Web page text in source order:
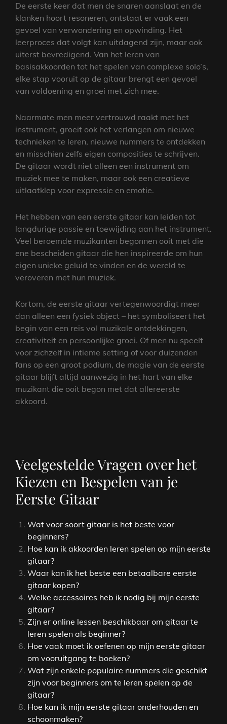
De eerste keer dat men de snaren aanslaat en de
klanken hoort resoneren, ontstaat er vaak een
gevoel van verwondering en opwinding. Het
leerproces dat volgt kan uitdagend zijn, maar ook
uiterst bevredigend. Van het leren van
basisakkoorden tot het spelen van complexe solo’s,
elke stap vooruit op de gitaar brengt een gevoel
van voldoening en groei met zich mee.
Naarmate men meer vertrouwd raakt met het
instrument, groeit ook het verlangen om nieuwe
technieken te leren, nieuwe nummers te ontdekken
en misschien zelfs eigen composities te schrijven.
De gitaar wordt niet alleen een instrument om
muziek mee te maken, maar ook een creatieve
uitlaatklep voor expressie en emotie.
Het hebben van een eerste gitaar kan leiden tot
langdurige passie en toewijding aan het instrument.
Veel beroemde muzikanten begonnen ooit met die
ene bescheiden gitaar die hen inspireerde om hun
eigen unieke geluid te vinden en de wereld te
veroveren met hun muziek.
Kortom, de eerste gitaar vertegenwoordigt meer
dan alleen een fysiek object – het symboliseert het
begin van een reis vol muzikale ontdekkingen,
creativiteit en persoonlijke groei. Of men nu speelt
voor zichzelf in intieme setting of voor duizenden
fans op een groot podium, de magie van de eerste
gitaar blijft altijd aanwezig in het hart van elke
muzikant die ooit begon met dat allereerste
akkoord.
Veelgestelde Vragen over het
Kiezen en Bespelen van je
Eerste Gitaar
Wat voor soort gitaar is het beste voor
beginners?
Hoe kan ik akkoorden leren spelen op mijn eerste
gitaar?
Waar kan ik het beste een betaalbare eerste
gitaar kopen?
Welke accessoires heb ik nodig bij mijn eerste
gitaar?
Zijn er online lessen beschikbaar om gitaar te
leren spelen als beginner?
Hoe vaak moet ik oefenen op mijn eerste gitaar
om vooruitgang te boeken?
Wat zijn enkele populaire nummers die geschikt
zijn voor beginners om te leren spelen op de
gitaar?
Hoe kan ik mijn eerste gitaar onderhouden en
schoonmaken?